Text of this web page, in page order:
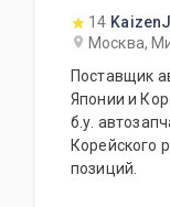
автомобиля.
и
день.
14
Москва,
Поставщик
Японии и
б.у.
Корейского
позиций.